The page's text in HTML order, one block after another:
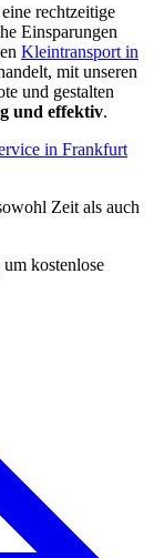
rechtzeitige
Einsparungen
Kleintransport in
mit unseren
und gestalten
und effektiv.
in Frankfurt
Zeit als auch
kostenlose